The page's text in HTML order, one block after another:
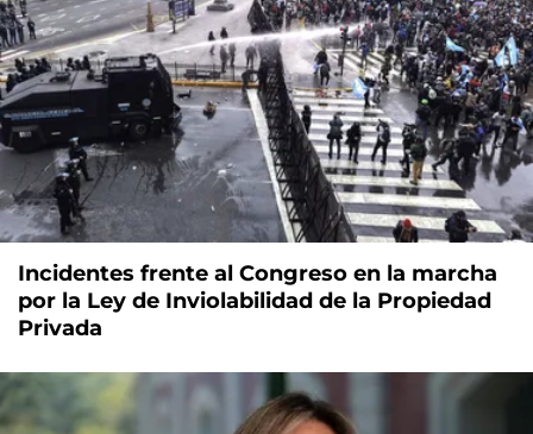
Incidentes frente al Congreso en la marcha
por la Ley de Inviolabilidad de la Propiedad
Privada